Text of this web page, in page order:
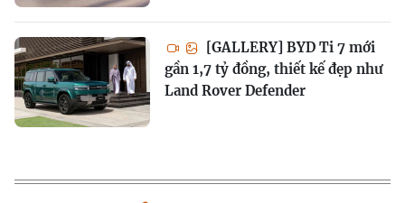
[GALLERY] BYD Ti 7 mới
gần 1,7 tỷ đồng, thiết kế đẹp như
Land Rover Defender